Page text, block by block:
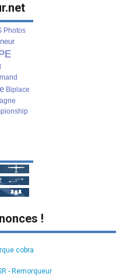
Photos
Biplace
!
cobra
- Remorqueur